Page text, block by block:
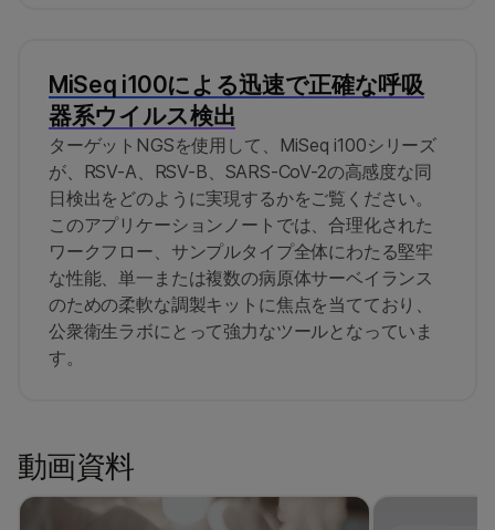
MiSeq i100による迅速で正確な呼吸
器系ウイルス検出
ターゲットNGSを使用して、MiSeq i100シリーズ
が、RSV-A、RSV-B、SARS-CoV-2の高感度な同
日検出をどのように実現するかをご覧ください。
このアプリケーションノートでは、合理化された
ワークフロー、サンプルタイプ全体にわたる堅牢
な性能、単一または複数の病原体サーベイランス
のための柔軟な調製キットに焦点を当てており、
公衆衛生ラボにとって強力なツールとなっていま
す。
動画資料